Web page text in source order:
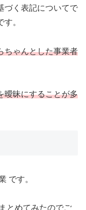
づく表記についてで
。
ちゃんとした事業者
曖昧にすることが多
です。
とめてみたのでご